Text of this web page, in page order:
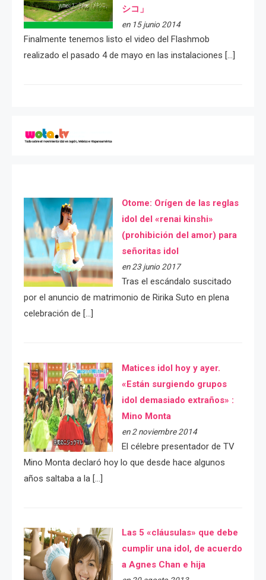
シコ」
en 15 junio 2014
Finalmente tenemos listo el video del Flashmob
realizado el pasado 4 de mayo en las instalaciones […]
Otome: Orígen de las reglas
idol del «renai kinshi»
(prohibición del amor) para
señoritas idol
en 23 junio 2017
Tras el escándalo suscitado
por el anuncio de matrimonio de Ririka Suto en plena
celebración de […]
Matices idol hoy y ayer.
«Están surgiendo grupos
idol demasiado extraños» :
Mino Monta
en 2 noviembre 2014
El célebre presentador de TV
Mino Monta declaró hoy lo que desde hace algunos
años saltaba a la […]
Las 5 «cláusulas» que debe
cumplir una idol, de acuerdo
a Agnes Chan e hija